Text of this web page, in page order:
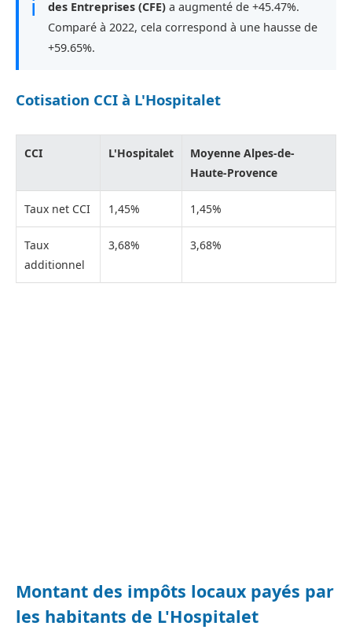
ℹ
des Entreprises (CFE) a augmenté de +45.47%.
Comparé à 2022, cela correspond à une hausse de
+59.65%.
Cotisation CCI à L'Hospitalet
CCI L'Hospitalet
Moyenne Alpes-de-
Haute-Provence
Taux net CCI 1,45% 1,45%
Taux
additionnel
3,68% 3,68%
Montant des impôts locaux payés par
les habitants de L'Hospitalet